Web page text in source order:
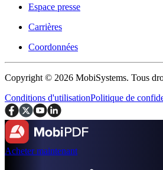
Espace presse
Carrières
Coordonnées
Copyright © 2026 MobiSystems. Tous
Conditions d'utilisationPolitique de
Acheter maintenant